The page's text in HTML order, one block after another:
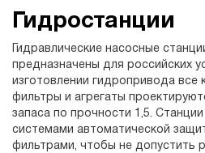
Гидростанции
Гидравлические насосные
предназначены для российских
изготовлении гидропривода все
фильтры и агрегаты
запаса по прочности 1,5.
системами автоматической
фильтрами, чтобы не допустить